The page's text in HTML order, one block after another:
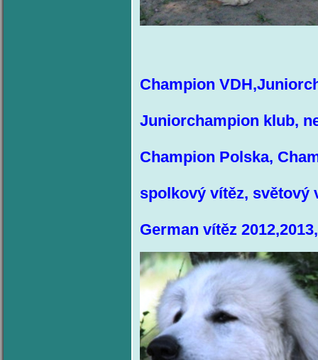
Champion
Juniorchampion klub,
Champion Polska,
spolkový vítěz, světový
German vítěz 2012,2013,